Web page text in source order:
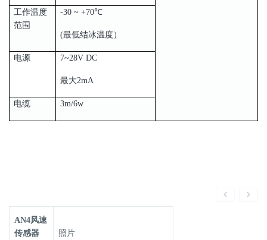
工作温度
范围
-30 ~ +70℃
(最低结冰温度）
电源 7~28V DC
最大2mA
电缆 3m/6w
AN4风速
传感器
照片